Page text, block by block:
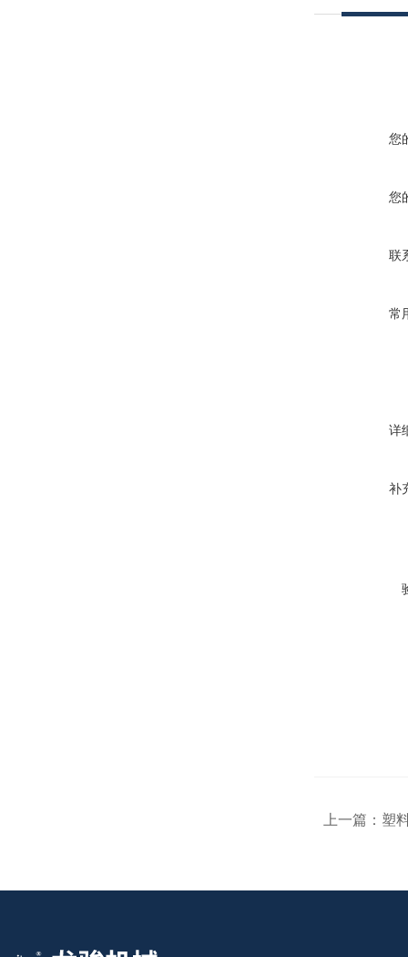
您
您
联
常
详
补
上一篇： 塑